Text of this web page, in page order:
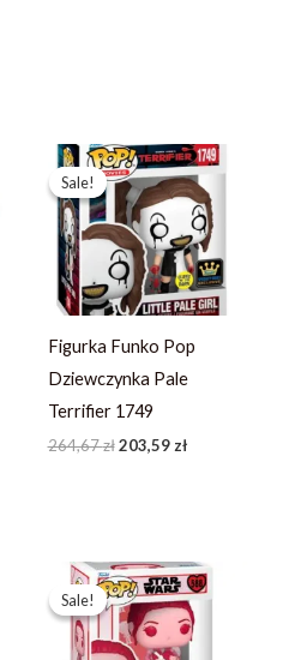
Sale!
Sale!
Figurka Funko Pop
Dziewczynka Pale
Terrifier 1749
264,67zł
Pierwotna
cena
wynosiła:
264,67 zł.
203,59 zł
Aktualna
cena
wynosi:
203,59 zł.
Sale!
Sale!
Pierwotna
cena
wynosiła:
93,79 zł.
Aktualna
cena
wynosi:
66,99 zł.